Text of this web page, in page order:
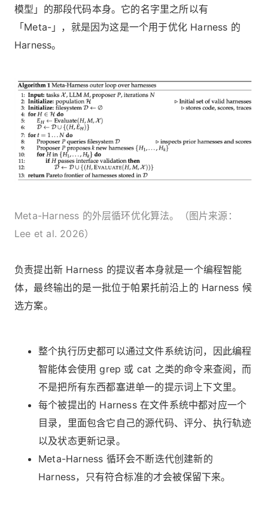
模型」的那段代码本身。它的名字里之所以有
「Meta-」，就是因为这是一个用于优化 Harness 的
Harness。
Meta-Harness 的外层循环优化算法。（图片来源：
Lee et al. 2026）
负责提出新 Harness 的提议者本身就是一个编程智能
体，最终输出的是一批位于帕累托前沿上的 Harness 候
选方案。
整个执行历史都可以通过文件系统访问，因此编程
智能体会使用 grep 或 cat 之类的命令来查阅，而
不是把所有东西都塞进单一的提示词上下文里。
每个被提出的 Harness 在文件系统中都对应一个
目录，里面包含它自己的源代码、评分、执行轨迹
以及状态更新记录。
Meta-Harness 循环会不断迭代创建新的
Harness，只有符合标准的才会被保留下来。